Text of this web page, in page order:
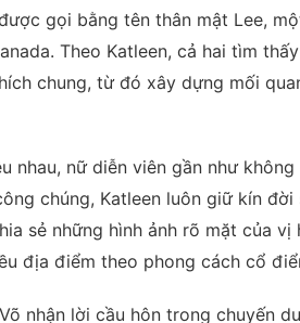
gọi bằng tên thân mật Lee,
Theo Katleen, cả hai tìm
chung, từ đó xây dựng mối
nữ diễn viên gần như
chúng, Katleen luôn giữ kín đời
sẻ những hình ảnh rõ mặt của vị
địa điểm theo phong cách cổ
nhận lời cầu hôn trong chuyến